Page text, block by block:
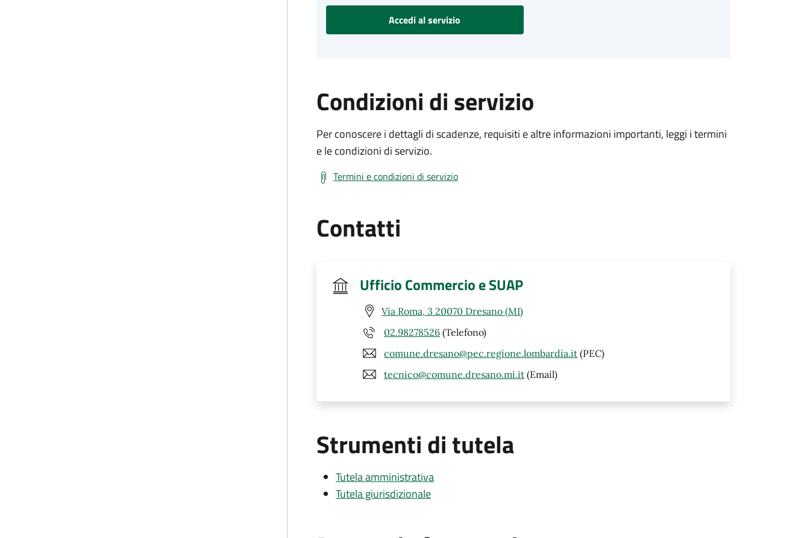
Accedi al servizio
Condizioni di servizio
Per conoscere i dettagli di scadenze, requisiti e altre informazioni importanti, leggi i termini
e le condizioni di servizio.
Termini e condizioni di servizio
Contatti
Ufficio Commercio e SUAP
Via Roma, 3 20070 Dresano (MI)
02.98278526 (Telefono)
comune.dresano@pec.regione.lombardia.it (PEC)
tecnico@comune.dresano.mi.it (Email)
Strumenti di tutela
Tutela amministrativa
Tutela giurisdizionale